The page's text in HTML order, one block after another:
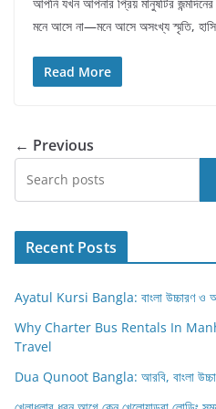
মনে আসে না—মনে আসে অসংখ্য স্মৃতি,
Read More
← Previous
Recent Posts
Ayatul Kursi Bangla: বাংলা উচ্চারণ ও
Why Charter Bus Rentals In
Travel
Dua Qunoot Bangla: আরবি, বাংলা